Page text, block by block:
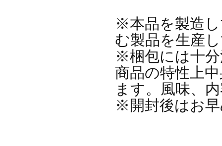
※本品を製造し
む製品を生産
※梱包には十
商品の特性上
ます。風味、
※開封後はお